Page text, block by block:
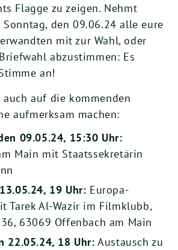
Flagge zu zeigen. Nehmt
den 09.06.24 alle eure
mit zur Wahl, oder
abzustimmen: Es
an!
auf die kommenden
aufmerksam machen:
09.05.24, 15:30 Uhr:
Main mit Staatssekretärin
19 Uhr: Europa-
Tarek Al-Wazir im Filmklubb,
63069 Offenbach am Main
22.05.24, 18 Uhr: Austausch zu